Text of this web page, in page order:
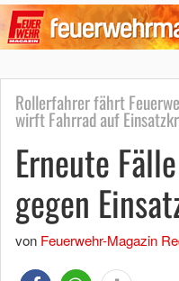
Rollerfahrer fährt
wirft Fahrrad auf
Erneute
gegen
von Feuerwehr-Magazin